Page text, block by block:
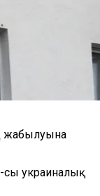
жабылуына
сы украиналық